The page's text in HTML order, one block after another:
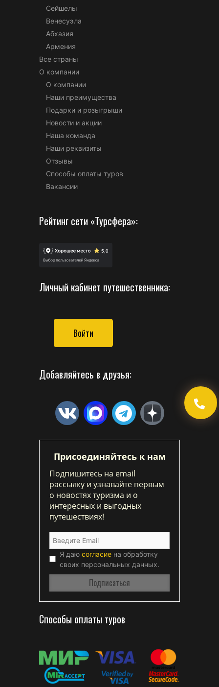
Сейшелы
Венесуэла
Абхазия
Армения
Все страны
О компании
О компании
Наши преимущества
Подарки и розыгрыши
Новости и акции
Наша команда
Наши реквизиты
Отзывы
Способы оплаты туров
Вакансии
Рейтинг сети «Турсфера»:
Личный кабинет путешественника:
Войти
Добавляйтесь в друзья:
Присоединяйтесь к нам
Подпишитесь на email
рассылку и узнавайте первым
о новостях туризма и о
интересных и выгодных
путешествиях!
Я даю согласие на обработку
своих персональных данных.
Способы оплаты туров